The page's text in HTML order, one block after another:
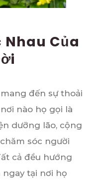
Nhau Của
đến sự thoải
nào họ gọi là
dưỡng lão, cộng
sóc người
cả đều hướng
tại nơi họ